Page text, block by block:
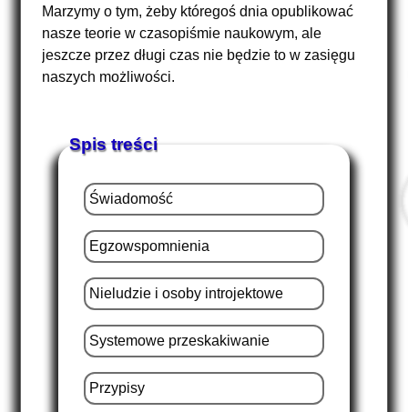
Marzymy o tym, żeby któregoś dnia opublikować
nasze teorie w czasopiśmie naukowym, ale
jeszcze przez długi czas nie będzie to w zasięgu
naszych możliwości.
Spis treści
Świadomość
Egzowspomnienia
Nieludzie i osoby introjektowe
Systemowe przeskakiwanie
Przypisy